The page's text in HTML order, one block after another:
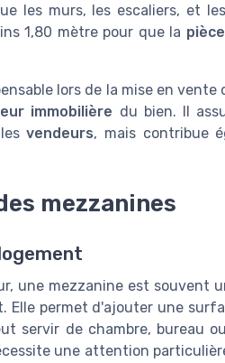
les murs, les escaliers, et
1,80 mètre pour que la pièce
lors de la mise en
immobilière du bien. Il
vendeurs, mais contribue
mezzanines
une mezzanine est souvent
Elle permet d'ajouter une
servir de chambre, bureau
une attention